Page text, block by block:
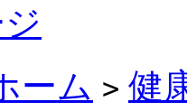
ーム > 健